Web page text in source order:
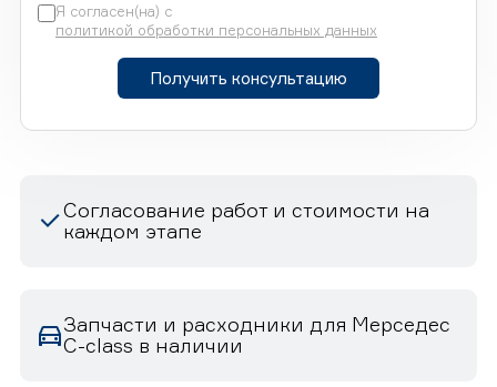
Я согласен(на) с
политикой обработки персональных данных
Получить консультацию
Согласование работ и стоимости на
каждом этапе
Запчасти и расходники для Мерседес
C-class в наличии